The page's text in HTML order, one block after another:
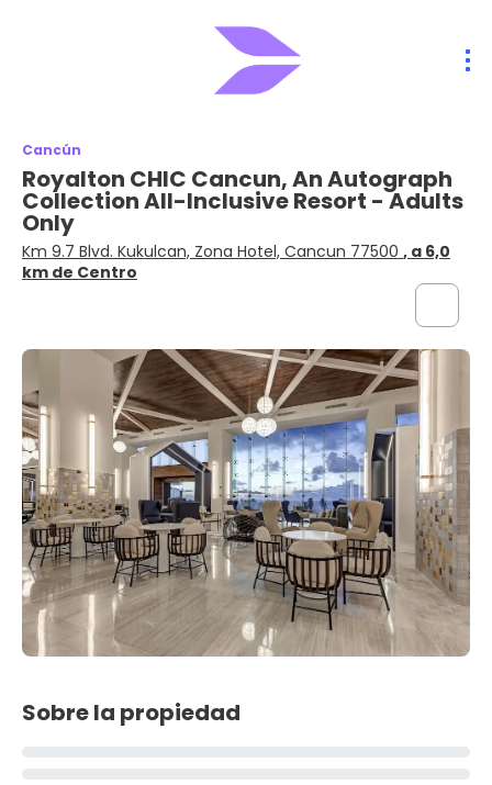
Cancún
Royalton CHIC Cancun, An Autograph
Collection All-Inclusive Resort - Adults
Only
Km 9.7 Blvd. Kukulcan, Zona Hotel, Cancun 77500 , a 6,0
km de Centro
Sobre la propiedad